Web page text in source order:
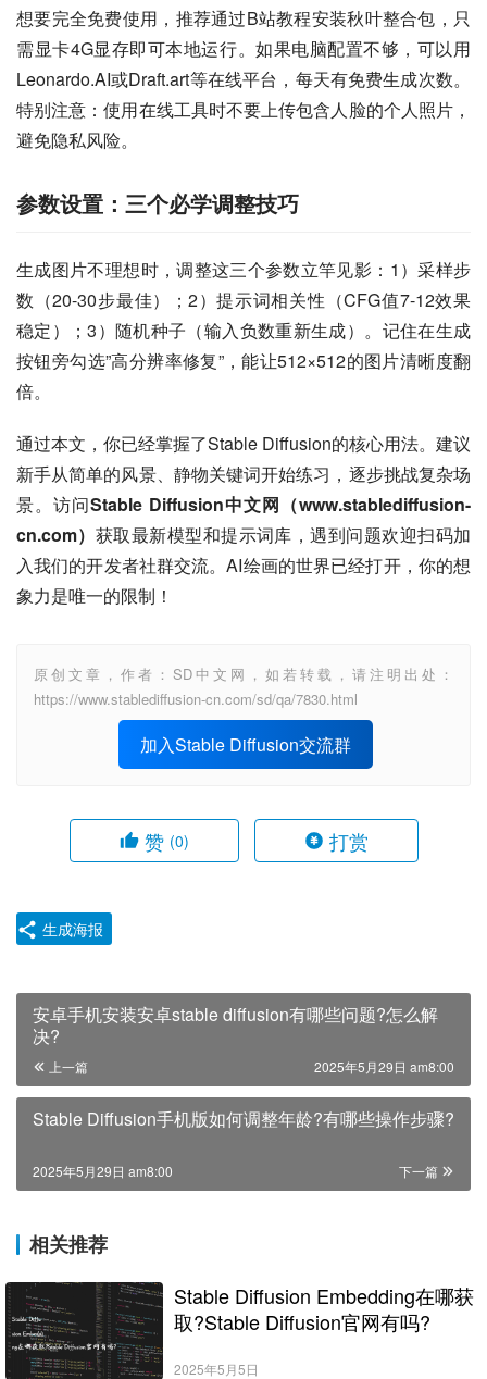
想要完全免费使用，推荐通过B站教程安装秋叶整合包，只
需显卡4G显存即可本地运行。如果电脑配置不够，可以用
Leonardo.AI或Draft.art等在线平台，每天有免费生成次数。
特别注意：使用在线工具时不要上传包含人脸的个人照片，
避免隐私风险。
参数设置：三个必学调整技巧
生成图片不理想时，调整这三个参数立竿见影：1）采样步
数（20-30步最佳）；2）提示词相关性（CFG值7-12效果
稳定）；3）随机种子（输入负数重新生成）。记住在生成
按钮旁勾选”高分辨率修复”，能让512×512的图片清晰度翻
倍。
通过本文，你已经掌握了Stable Diffusion的核心用法。建议
新手从简单的风景、静物关键词开始练习，逐步挑战复杂场
景。访问Stable Diffusion中文网（www.stablediffusion-
cn.com） 获取最新模型和提示词库，遇到问题欢迎扫码加
入我们的开发者社群交流。AI绘画的世界已经打开，你的想
象力是唯一的限制！
原创文章，作者：SD中文网，如若转载，请注明出处：
https://www.stablediffusion-cn.com/sd/qa/7830.html
加入Stable Diffusion交流群
赞 (0) 打赏
生成海报
安卓手机安装安卓stable diffusion有哪些问题?怎么解
决?
上一篇 2025年5月29日 am8:00
Stable Diffusion手机版如何调整年龄?有哪些操作步骤?
下一篇
2025年5月29日 am8:00
相关推荐
Stable Diffusion Embedding在哪获
取?Stable Diffusion官网有吗?
2025年5月5日